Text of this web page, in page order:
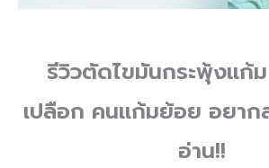
รีวิวตัดไขมันกระพุ้งแก้
เปลือก คนแก้มย้อย อยา
อ่าน!!